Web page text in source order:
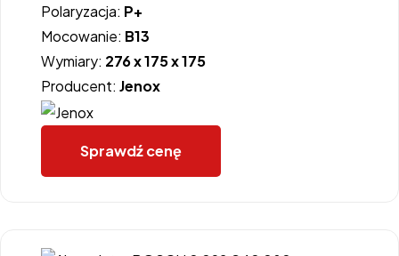
Polaryzacja: P+
Mocowanie: B13
Wymiary: 276 x 175 x 175
Producent: Jenox
Sprawdź cenę